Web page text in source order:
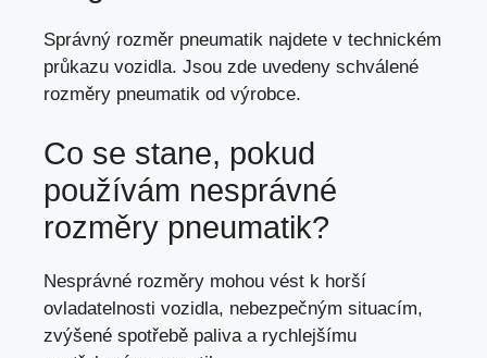
Správný rozměr pneumatik najdete v technickém
průkazu vozidla. Jsou zde uvedeny schválené
rozměry pneumatik od výrobce.
Co se stane, pokud
používám nesprávné
rozměry pneumatik?
Nesprávné rozměry mohou vést k horší
ovladatelnosti vozidla, nebezpečným situacím,
zvýšené spotřebě paliva a rychlejšímu